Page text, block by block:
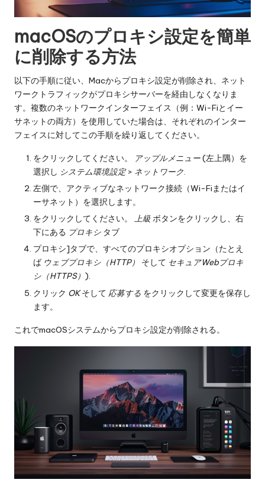
macOSのプロキシ設定を簡単
に削除する方法
以下の手順に従い、Macからプロキシ設定が削除され、ネット
ワークトラフィックがプロキシサーバーを経由しなくなりま
す。複数のネットワークインターフェイス（例：Wi-Fiとイー
サネットの両方）を使用していた場合は、それぞれのインター
フェイスに対してこの手順を繰り返してください。
をクリックしてください。 アップルメニュー(左上隅）を
選択し システム環境設定> ネットワーク.
左側で、アクティブなネットワーク接続（Wi-Fiまたはイ
ーサネット）を選択します。
をクリックしてください。 上級 ボタンをクリックし、右
下にある プロキシ タブ
プロキシ]タブで、すべてのプロキシオプション（たとえ
ば ウェブプロキシ（HTTP） そして セキュアWebプロキ
シ（HTTPS） ).
クリック OKそして 応募する をクリックして変更を保存し
ます。
これでmacOSシステムからプロキシ設定が削除される。